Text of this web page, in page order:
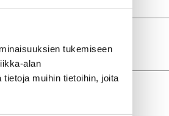
tukemiseen
alan
muihin tietoihin, joita